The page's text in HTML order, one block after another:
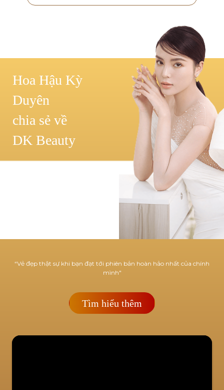
Hoa Hậu Kỳ
Duyên
chia sẻ về
DK Beauty
“Vẻ đẹp thật sự khi bạn đạt tới phiên bản hoàn hảo nhất của chính
mình"
Tìm hiểu thêm